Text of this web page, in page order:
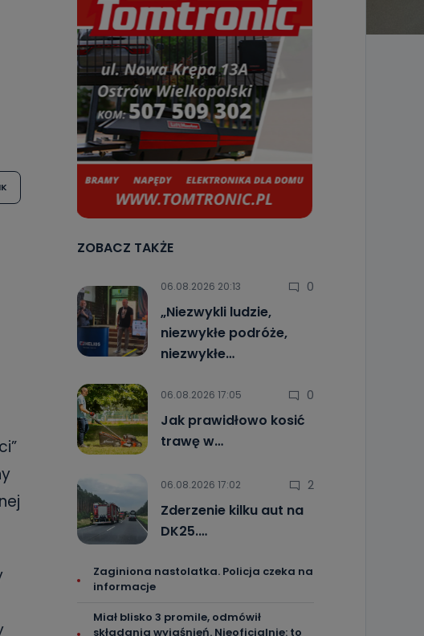
ZOBACZ TAKŻE
06.08.2026 20:13 0
„Niezwykli ludzie,
niezwykłe podróże,
niezwykłe…
06.08.2026 17:05 0
Jak prawidłowo kosić
trawę w…
06.08.2026 17:02 2
Zderzenie kilku aut na
DK25.…
Zaginiona nastolatka. Policja czeka na
informacje
Miał blisko 3 promile, odmówił
składania wyjaśnień. Nieoficjalnie: to